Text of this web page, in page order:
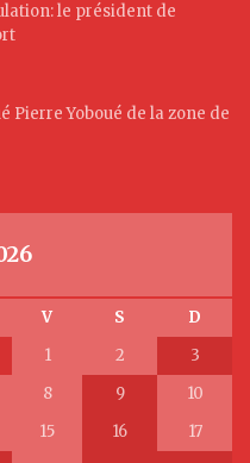
le président de
Pierre Yoboué de la zone de
V S
D
1
2
3
8 9
10
15 16
17